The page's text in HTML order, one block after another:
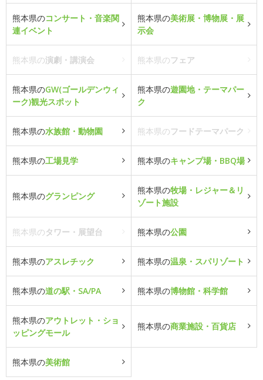
熊本県のコンサート・音楽関
連イベント
熊本県の美術展・博物展・展
示会
熊本県の演劇・講演会 熊本県のフェア
熊本県のGW(ゴールデンウィ
ーク)観光スポット
熊本県の遊園地・テーマパー
ク
熊本県の水族館・動物園 熊本県のフードテーマパーク
熊本県の工場見学 熊本県のキャンプ場・BBQ場
熊本県のグランピング
熊本県の牧場・レジャー＆リ
ゾート施設
熊本県のタワー・展望台 熊本県の公園
熊本県のアスレチック 熊本県の温泉・スパリゾート
熊本県の道の駅・SA/PA 熊本県の博物館・科学館
熊本県のアウトレット・ショ
ッピングモール
熊本県の商業施設・百貨店
熊本県の美術館